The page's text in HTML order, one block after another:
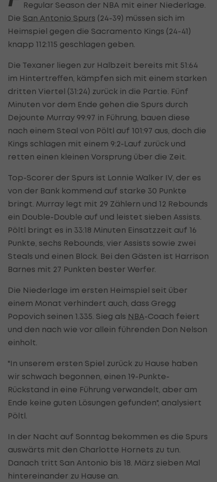
Regular Season der NBA mit einer Niederlage.
Die San Antonio Spurs (24-39) müssen sich im
Heimspiel gegen die Sacramento Kings (24-41)
knapp 112:115 geschlagen geben.
Die Texaner liegen zur Halbzeit bereits mit 51:64
im Hintertreffen, kämpfen sich mit einem starken
dritten Viertel (31:24) zurück in die Partie. Fünf
Minuten vor dem Ende gehen die Spurs durch
Dejounte Murray 99:97 in Führung, bauen diese
nach einem Steal von Pöltl auf 101:97 aus, doch die
Kings schlagen mit einem 9:2-Lauf zurück und
retten einen kleinen Vorsprung über die Zeit.
Top-Scorer der Spurs ist Lonnie Walker IV, der es
von der Bank kommend auf starke 30 Punkte
bringt. Murray legt mit 29 Zählern und 12 Rebounds
ein Double-Double auf und leistet sieben Assists.
Pöltl bringt es in 33:18 Minuten Einsatzzeit auf 16
Punkte, sechs Rebounds, vier Assists sowie zwei
Steals und einen Block. Bei den Gästen ist Harrison
Barnes mit 27 Punkten bester Werfer.
Die Niederlage im ersten Heimspiel seit über
einem Monat verhindert auch, dass Gregg
Popovich seinen 1.335. Sieg als NBA-Coach feiert
und den nach wie vor allein führenden Don Nelson
einholt.
"In unserem ersten Spiel zurück zu Hause haben
wir schwach begonnen, einen 19-Punkte-
Rückstand in eine Führung verwandelt, aber am
Ende keine guten Lösungen gefunden", analysiert
Pöltl.
In der Nacht auf Sonntag bekommen es die Spurs
auswärts mit den Charlotte Hornets zu tun.
Danach tritt San Antonio bis 18. März sieben Mal
hintereinander zu Hause an.